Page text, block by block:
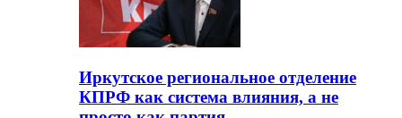
Иркутское региональное отделение
КПРФ как система влияния, а не